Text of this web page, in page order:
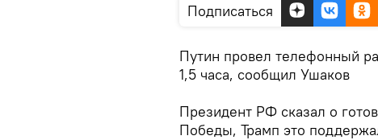
Подписаться
Путин провел телефонный
1,5 часа, сообщил Ушаков
Президент РФ сказал о
Победы, Трамп это